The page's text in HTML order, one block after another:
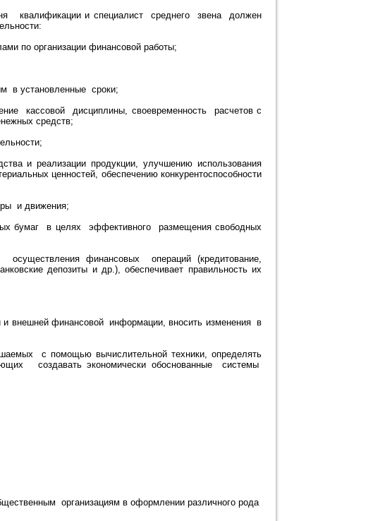
квалификации и специалист среднего звена должен
по организации финансовой работы;
в установленные сроки;
кассовой дисциплины, своевременность расчетов с
средств;
и реализации продукции, улучшению использования
ценностей, обеспечению конкурентоспособности
и движения;
бумаг в целях эффективного размещения свободных
финансовых операций (кредитование,
депозиты и др.), обеспечивает правильность их
внешней финансовой информации, вносить изменения в
с помощью вычислительной техники, определять
создавать экономически обоснованные системы
организациям в оформлении различного рода